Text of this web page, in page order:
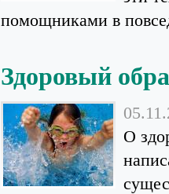
помощниками в
Здоровый
О